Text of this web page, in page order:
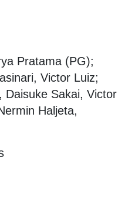
Pratama (PG);
Victor Luiz;
Daisuke Sakai, Victor
Haljeta,